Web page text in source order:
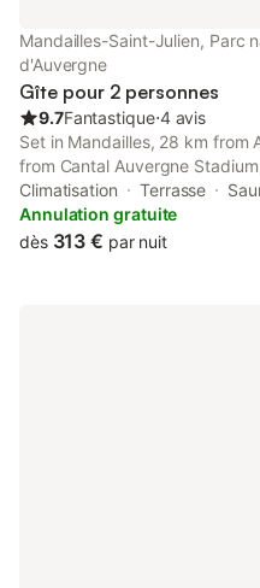
Mandailles-Saint-Julien, Parc
d'Auvergne
Gîte pour 2 personnes
9.7Fantastique⋅4 avis
Set in Mandailles, 28 km from
from Cantal Auvergne
conditioning. Located 27 km
property provides a terrace
Climatisation Terrasse
Annulation gratuite
dès 313 € par nuit